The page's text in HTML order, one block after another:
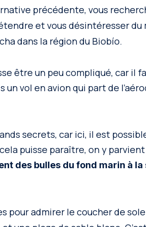
précédente, vous
et vous désintéresser du
dans la région du Biobío.
être un peu compliqué, car il
un vol en avion qui part de
secrets, car ici, il est
puisse paraître, on y
des bulles du fond marin à
pour admirer le coucher de